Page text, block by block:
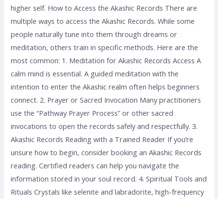
higher self. How to Access the Akashic Records There are
multiple ways to access the Akashic Records. While some
people naturally tune into them through dreams or
meditation, others train in specific methods. Here are the
most common: 1. Meditation for Akashic Records Access A
calm mind is essential. A guided meditation with the
intention to enter the Akashic realm often helps beginners
connect. 2. Prayer or Sacred Invocation Many practitioners
use the “Pathway Prayer Process” or other sacred
invocations to open the records safely and respectfully. 3.
Akashic Records Reading with a Trained Reader If you’re
unsure how to begin, consider booking an Akashic Records
reading. Certified readers can help you navigate the
information stored in your soul record. 4. Spiritual Tools and
Rituals Crystals like selenite and labradorite, high-frequency